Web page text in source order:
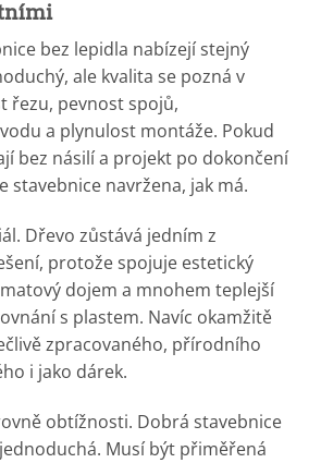
bez lepidla nabízejí stejný
ale kvalita se pozná v
řezu, pevnost spojů,
a plynulost montáže. Pokud
bez násilí a projekt po dokončení
stavebnice navržena, jak má.
Dřevo zůstává jedním z
protože spojuje estetický
dojem a mnohem teplejší
s plastem. Navíc okamžitě
zpracovaného, přírodního
i jako dárek.
obtížnosti. Dobrá stavebnice
Musí být přiměřená